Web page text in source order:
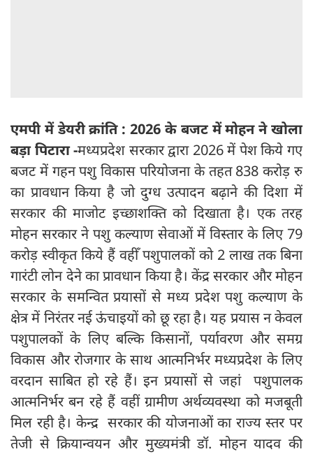
एमपी में डेयरी क्रांति : 2026 के बजट में मोहन ने खोला
बड़ा पिटारा -मध्यप्रदेश सरकार द्वारा 2026 में पेश किये गए
बजट में गहन पशु विकास परियोजना के तहत 838 करोड़ रु
का प्रावधान किया है जो दुग्ध उत्पादन बढ़ाने की दिशा में
सरकार की माजोट इच्छाशक्ति को दिखाता है। एक तरह
मोहन सरकार ने पशु कल्याण सेवाओं में विस्तार के लिए 79
करोड़ स्वीकृत किये हैं वहीँ पशुपालकों को 2 लाख तक बिना
गारंटी लोन देने का प्रावधान किया है। केंद्र सरकार और मोहन
सरकार के समन्वित प्रयासों से मध्य प्रदेश पशु कल्याण के
क्षेत्र में निरंतर नई ऊंचाइयों को छू रहा है। यह प्रयास न केवल
पशुपालकों के लिए बल्कि किसानों, पर्यावरण और समग्र
विकास और रोजगार के साथ आत्मनिर्भर मध्यप्रदेश के लिए
वरदान साबित हो रहे हैं। इन प्रयासों से जहां पशुपालक
आत्मनिर्भर बन रहे हैं वहीं ग्रामीण अर्थव्यवस्था को मजबूती
मिल रही है। केन्द्र सरकार की योजनाओं का राज्य स्तर पर
तेजी से क्रियान्वयन और मुख्यमंत्री डॉ. मोहन यादव की